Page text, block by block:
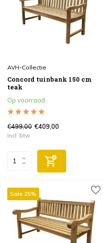
AVH-Collectie
Concord tuinbank 150 cm
teak
Op voorraad
€499,00 €409,00
Incl. btw
Sale 25%